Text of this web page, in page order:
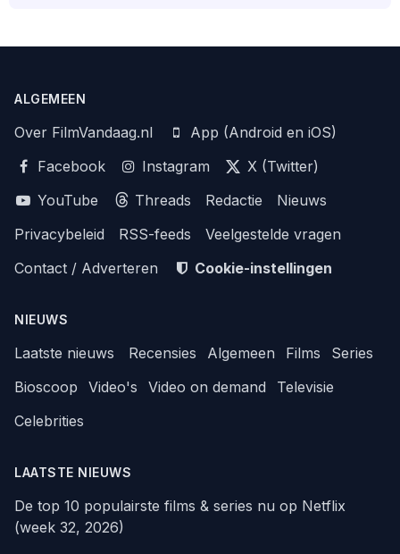
ALGEMEEN
Over FilmVandaag.nl
App (Android en iOS)
Facebook
Instagram
X (Twitter)
YouTube
Threads Redactie
Nieuws
Privacybeleid
RSS-feeds
Veelgestelde vragen
Contact / Adverteren
Cookie-instellingen
NIEUWS
Laatste nieuws Recensies Algemeen Films
Series
Bioscoop
Video's Video on demand
Televisie
Celebrities
LAATSTE NIEUWS
De top 10 populairste films & series nu op Netflix
(week 32, 2026)